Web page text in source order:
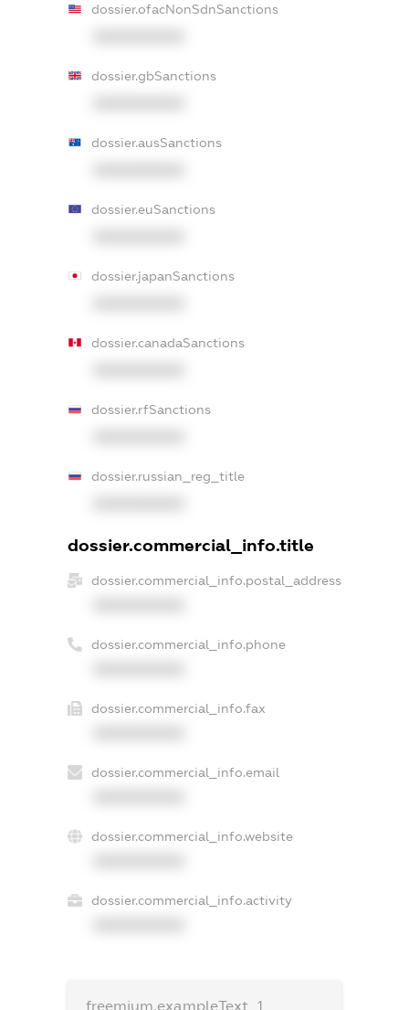
dossier.ofacNonSdnSanctions
dossier.gbSanctions
dossier.ausSanctions
dossier.euSanctions
dossier.japanSanctions
dossier.canadaSanctions
dossier.rfSanctions
dossier.russian_reg_title
dossier.commercial_info.title
dossier.commercial_info.postal_address
dossier.commercial_info.phone
dossier.commercial_info.fax
dossier.commercial_info.email
dossier.commercial_info.website
dossier.commercial_info.activity
freemium.exampleText_1